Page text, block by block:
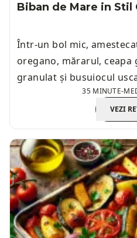
Biban de Mare in Stil
Într-un bol mic,
oregano, mărarul,
granulat și busuiocul
35 MINUTE-
VEZI